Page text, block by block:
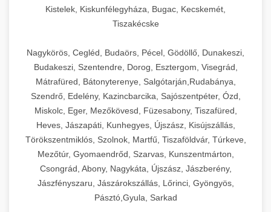
chef-iparikonyhagepek.hu
forgalmú éttermi műveletekhez. Gyors tisztítási
ciklusok fertőtlenítési képességekkel.
chef-iparikonyhagepek.hu
🧀 27. Ipari Sajtreszelő Gép +
élelmiszer-előkészítéshez. Különböző reszelési
méretek különböző alkalmazásokhoz.
chef-iparikonyhagepek.hu
kereskedelmi sajtreszelő
🍳 28. Nagykonyhai
Berendezések
+
Teljes körű nagykonyhai berendezések és
professzionális vendéglátóipari kellékek.
Minden, ami szükséges éttermi és catering
műveletekhez.
chef-iparikonyhagepek.hu
kereskedelmi konyhai megoldások
Kistelek, Kiskunfélegyháza, Bugac, Kecskemét,
Tiszakécske
Nagykörös, Cegléd, Budaörs, Pécel, Gödöllő, Dunakeszi,
Budakeszi, Szentendre, Dorog, Esztergom, Visegrád,
Mátrafüred, Bátonyterenye, Salgótarján,Rudabánya,
Szendrő, Edelény, Kazincbarcika, Sajószentpéter, Ózd,
Miskolc, Eger, Mezőkövesd, Füzesabony, Tiszafüred,
Heves, Jászapáti, Kunhegyes, Újszász, Kisújszállás,
Törökszentmiklós, Szolnok, Martfű, Tiszaföldvár, Túrkeve,
Mezőtúr, Gyomaendrőd, Szarvas, Kunszentmárton,
Csongrád, Abony, Nagykáta, Újszász, Jászberény,
Jászfényszaru, Jászárokszállás, Lőrinci, Gyöngyös,
Pásztó,Gyula, Sarkad